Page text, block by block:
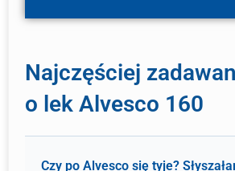
Najczęściej
o lek Alvesco 160
Czy po Alvesco się tyje?